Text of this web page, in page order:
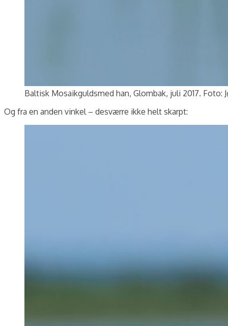
Baltisk Mosaikguldsmed han, Glombak, juli 2017. Foto:
Og fra en anden vinkel – desværre ikke helt skarpt: